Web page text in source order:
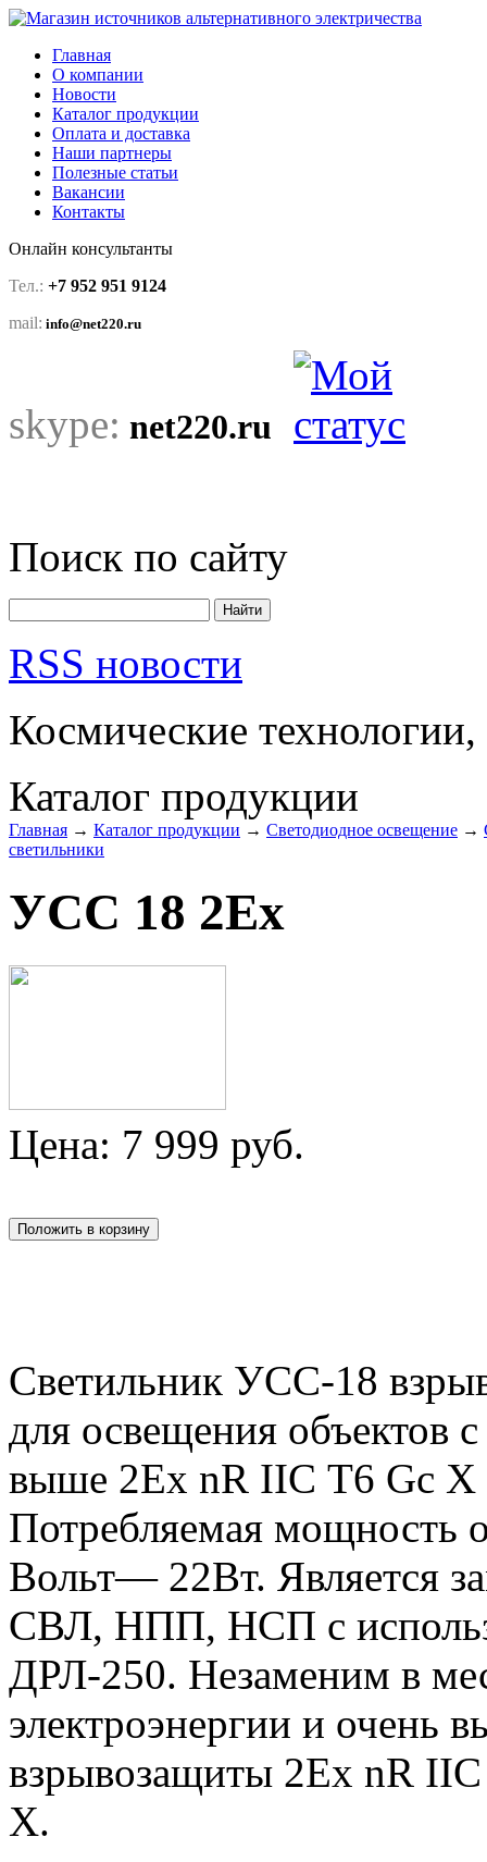
Главная
О компании
Новости
Каталог продукции
Оплата и доставка
Наши партнеры
Полезные статьи
Вакансии
Контакты
Онлайн консультанты
Тел.: +7 952 951 9124
mail: info@net220.ru
skype: net220.ru
Поиск по сайту
RSS новости
Космические технологии,
Каталог продукции
Главная → Каталог продукции → Светодиодное освещение →
светильники
УСС 18 2Ех
Цена: 7 999 руб.
Светильник УСС-18
для освещения объектов
выше 2Ex nR IIС T6 Gc
Потребляемая мощность
Вольт— 22Вт. Является
СВЛ, НПП, НСП с
ДРЛ-250. Незаменим в
электроэнергии и очень
взрывозащиты 2Ex nR
X.